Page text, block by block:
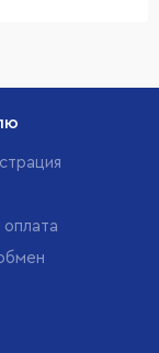
оплата